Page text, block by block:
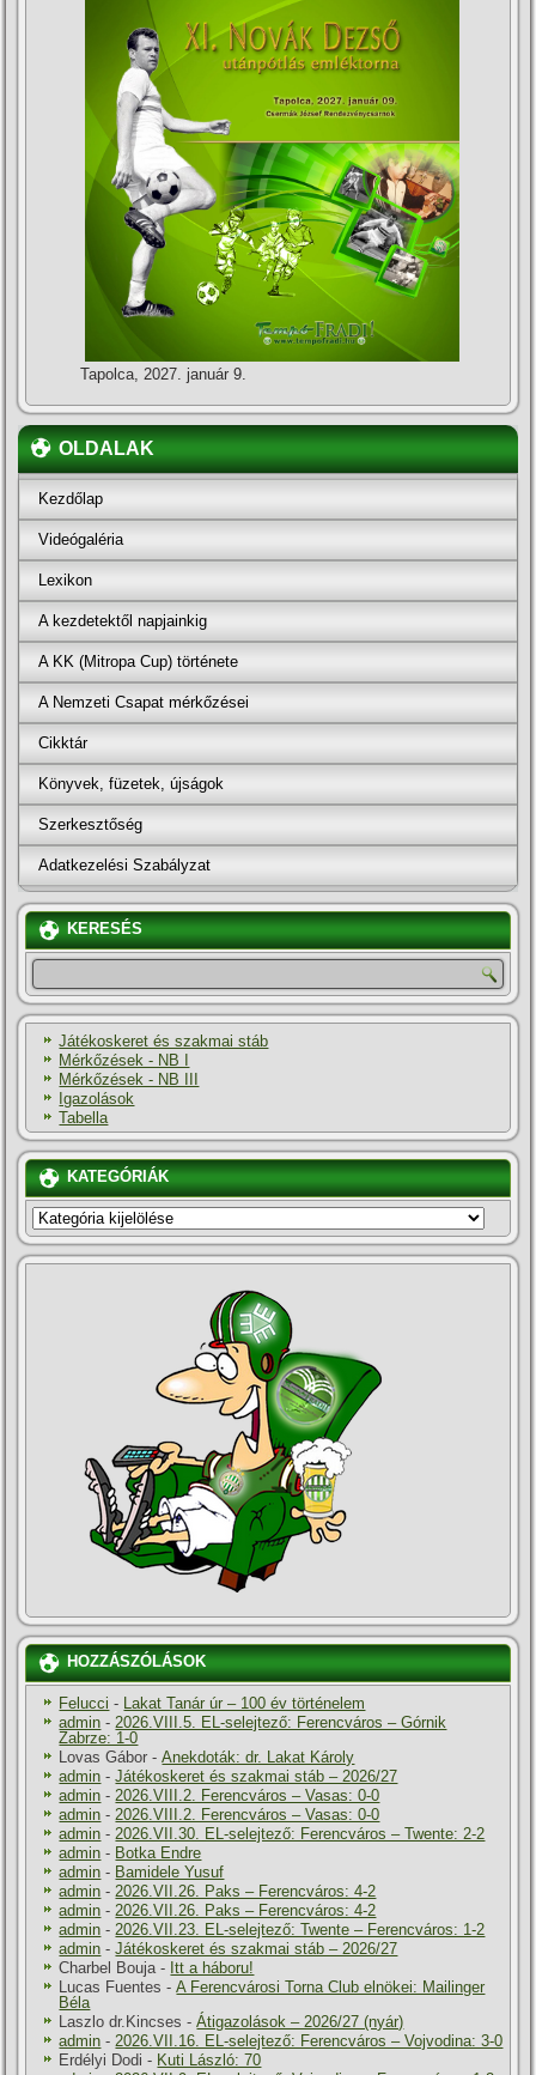
Tapolca, 2027. január 9.
OLDALAK
Kezdőlap
Videógaléria
Lexikon
A kezdetektől napjainkig
A KK (Mitropa Cup) története
A Nemzeti Csapat mérkőzései
Cikktár
Könyvek, füzetek, újságok
Szerkesztőség
Adatkezelési Szabályzat
KERESÉS
Játékoskeret és szakmai stáb
Mérkőzések - NB I
Mérkőzések - NB III
Igazolások
Tabella
KATEGÓRIÁK
KATEGÓRIÁK
HOZZÁSZÓLÁSOK
Felucci - Lakat Tanár úr – 100 év történelem
admin -2026.VIII.5. EL-selejtező: Ferencváros – Górnik
Zabrze: 1-0
Lovas Gábor -Anekdoták: dr. Lakat Károly
admin -Játékoskeret és szakmai stáb – 2026/27
admin -2026.VIII.2. Ferencváros – Vasas: 0-0
admin -2026.VIII.2. Ferencváros – Vasas: 0-0
admin -2026.VII.30. EL-selejtező: Ferencváros – Twente: 2-2
admin - Botka Endre
admin - Bamidele Yusuf
admin -2026.VII.26. Paks – Ferencváros: 4-2
admin -2026.VII.26. Paks – Ferencváros: 4-2
admin -2026.VII.23. EL-selejtező: Twente – Ferencváros: 1-2
admin -Játékoskeret és szakmai stáb – 2026/27
Charbel Bouja- Itt a háboru!
Lucas Fuentes -A Ferencvárosi Torna Club elnökei: Mailinger
Béla
Laszlo dr.Kincses -Átigazolások – 2026/27 (nyár)
admin -2026.VII.16. EL-selejtező: Ferencváros – Vojvodina: 3-0
Erdélyi Dodi - Kuti László: 70